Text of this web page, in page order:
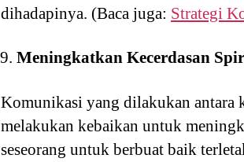
dihadapinya. (Baca juga: Strategi
Meningkatkan Kecerdasan
Komunikasi yang dilakukan antara
melakukan kebaikan untuk
seseorang untuk berbuat baik